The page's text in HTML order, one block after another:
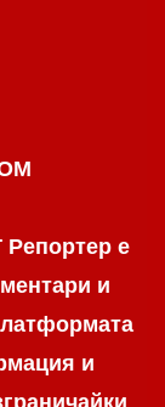
е
и
и